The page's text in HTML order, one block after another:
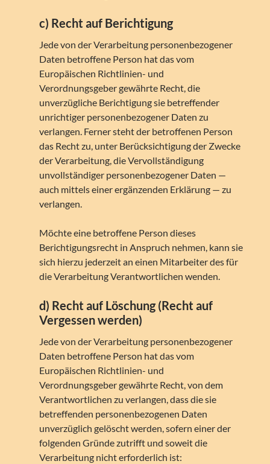
c) Recht auf Berichtigung
Jede von der Verarbeitung personenbezogener
Daten betroffene Person hat das vom
Europäischen Richtlinien- und
Verordnungsgeber gewährte Recht, die
unverzügliche Berichtigung sie betreffender
unrichtiger personenbezogener Daten zu
verlangen. Ferner steht der betroffenen Person
das Recht zu, unter Berücksichtigung der Zwecke
der Verarbeitung, die Vervollständigung
unvollständiger personenbezogener Daten —
auch mittels einer ergänzenden Erklärung — zu
verlangen.
Möchte eine betroffene Person dieses
Berichtigungsrecht in Anspruch nehmen, kann sie
sich hierzu jederzeit an einen Mitarbeiter des für
die Verarbeitung Verantwortlichen wenden.
d) Recht auf Löschung (Recht auf
Vergessen werden)
Jede von der Verarbeitung personenbezogener
Daten betroffene Person hat das vom
Europäischen Richtlinien- und
Verordnungsgeber gewährte Recht, von dem
Verantwortlichen zu verlangen, dass die sie
betreffenden personenbezogenen Daten
unverzüglich gelöscht werden, sofern einer der
folgenden Gründe zutrifft und soweit die
Verarbeitung nicht erforderlich ist: